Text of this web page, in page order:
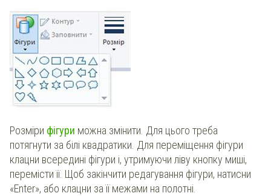
Розміри фігури можна змінити. Для цього треба
потягнути за білі квадратики. Для переміщення фігури
клацни всередині фігури і, утримуючи ліву кнопку миші,
перемісти її. Щоб закінчити редагування фігури, натисни
«Enter», або клацни за її межами на полотні.